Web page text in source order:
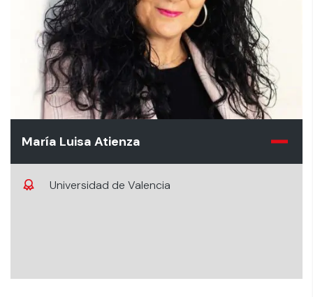
María Luisa Atienza
Universidad de Valencia